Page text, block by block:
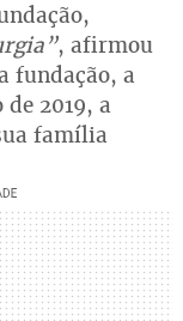
, afirmou
fundação, a
2019, a
família